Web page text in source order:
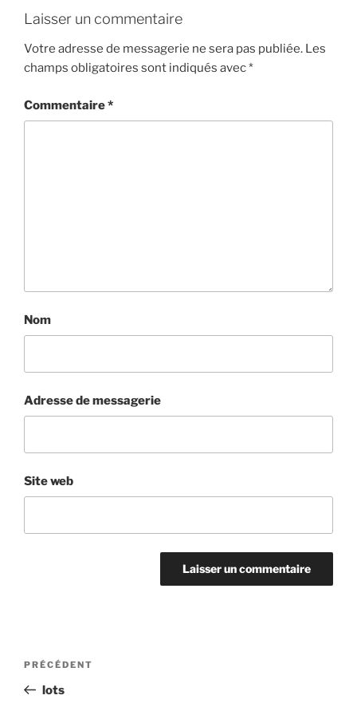
Laisser un commentaire
Votre adresse de messagerie ne sera pas publiée. Les
champs obligatoires sont indiqués avec*
Commentaire*
Nom
Adresse de messagerie
Site web
Navigation
l’article
Article
précédent
PRÉCÉDENT
lots